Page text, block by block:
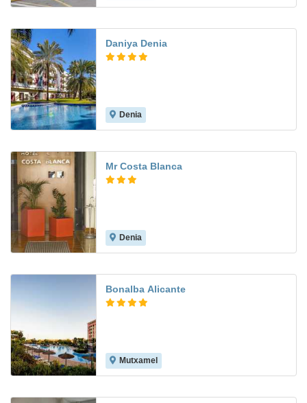
Daniya Denia
Denia
Mr Costa Blanca
Denia
Bonalba Alicante
Mutxamel